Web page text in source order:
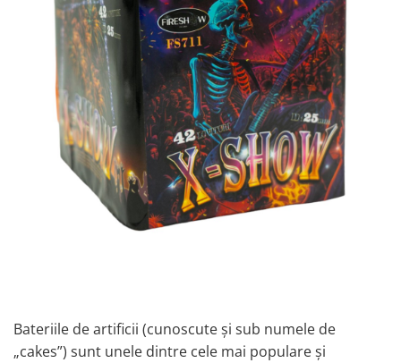
Bateriile de artificii (cunoscute și sub numele de
„cakes”) sunt unele dintre cele mai populare și